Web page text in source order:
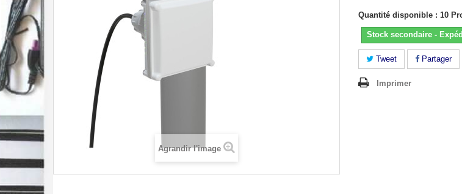
Agrandir l'image
Quantité disponible : 10
Stock secondaire -
Tweet Partager
Imprimer